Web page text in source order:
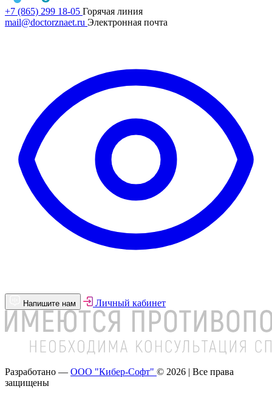
+7 (865) 299 18-05 Горячая линия
mail@doctorznaet.ru Электронная почта
Напишите нам Личный кабинет
Разработано — ООО "Кибер-Софт" © 2026 | Все права
защищены